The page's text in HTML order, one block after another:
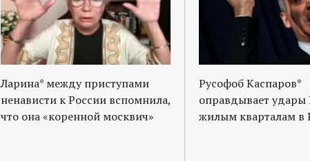
Ларина* между приступами
ненависти к России вспомнила,
что она «коренной москвич»
Русофоб Каспаров*
оправдывает удары
жилым кварталам в